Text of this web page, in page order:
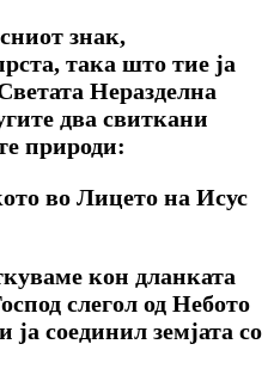
знак,
така што тие ја
Неразделна
два свиткани
природи:
во Лицето на Исус
кон дланката
слегол од Небото
ја соединил земјата co